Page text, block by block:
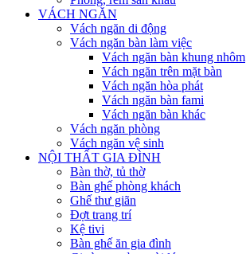
VÁCH NGĂN
Vách ngăn di động
Vách ngăn bàn làm việc
Vách ngăn bàn khung nhôm
Vách ngăn trên mặt bàn
Vách ngăn hòa phát
Vách ngăn bàn fami
Vách ngăn bàn khác
Vách ngăn phòng
Vách ngăn vệ sinh
NỘI THẤT GIA ĐÌNH
Bàn thờ, tủ thờ
Bàn ghế phòng khách
Ghế thư giãn
Đợt trang trí
Kệ tivi
Bàn ghế ăn gia đình